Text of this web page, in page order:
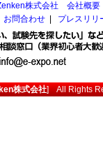
株式会社 会社概要
お問合わせ プレスリリ
株式会社] All Rights